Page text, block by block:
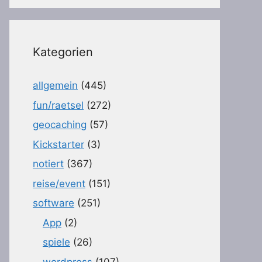
Kategorien
allgemein (445)
fun/raetsel (272)
geocaching (57)
Kickstarter (3)
notiert (367)
reise/event (151)
software (251)
App (2)
spiele (26)